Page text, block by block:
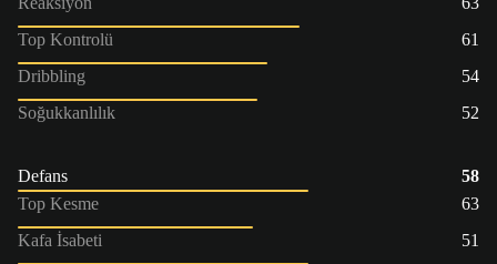
Top Kontrolü
61
Dribbling
54
Soğukkanlılık
52
Defans
58
Top Kesme
63
Kafa İsabeti
51